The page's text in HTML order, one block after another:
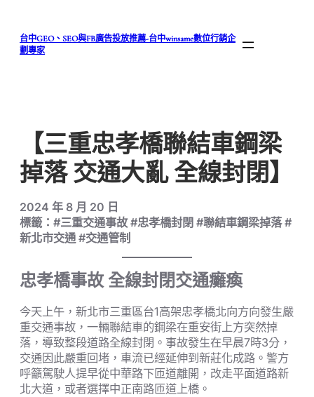
台中GEO、SEO與FB廣告投放推薦-台中winsame數位行銷企
劃專家
【三重忠孝橋聯結車鋼梁
掉落 交通大亂 全線封閉】
2024 年 8 月 20 日
標籤：#三重交通事故 #忠孝橋封閉 #聯結車鋼梁掉落 #
新北市交通 #交通管制
忠孝橋事故 全線封閉交通癱瘓
今天上午，新北市三重區台1高架忠孝橋北向方向發生嚴
重交通事故，一輛聯結車的鋼梁在重安街上方突然掉
落，導致整段道路全線封閉。事故發生在早晨7時3分，
交通因此嚴重回堵，車流已經延伸到新莊化成路。警方
呼籲駕駛人提早從中華路下匝道離開，改走平面道路新
北大道，或者選擇中正南路匝道上橋。